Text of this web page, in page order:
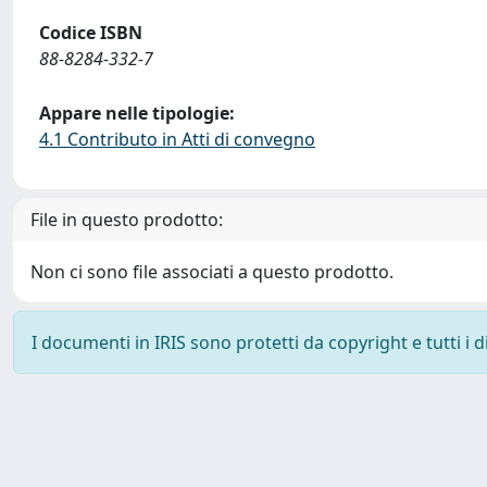
Codice ISBN
88-8284-332-7
Appare nelle tipologie:
4.1 Contributo in Atti di convegno
File in questo prodotto:
Non ci sono file associati a questo prodotto.
I documenti in IRIS sono protetti da copyright e tutti i